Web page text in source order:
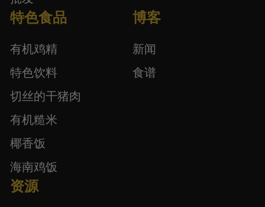
特色食品
有机鸡精
特色饮料
切丝的干猪肉
有机糙米
椰香饭
海南鸡饭
博客
新闻
食谱
资源